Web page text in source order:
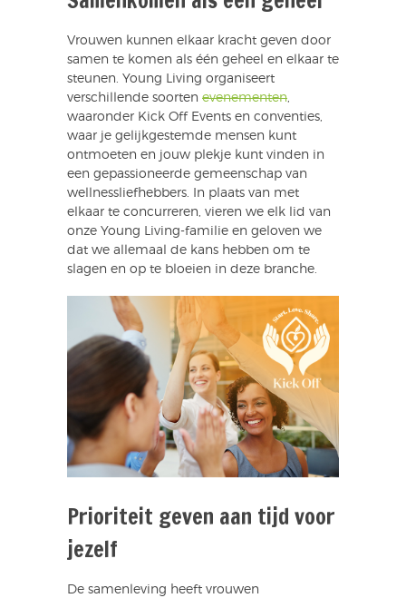
Vrouwen kunnen elkaar kracht geven door
samen te komen als één geheel en elkaar te
steunen. Young Living organiseert
verschillende soorten evenementen,
waaronder Kick Off Events en conventies,
waar je gelijkgestemde mensen kunt
ontmoeten en jouw plekje kunt vinden in
een gepassioneerde gemeenschap van
wellnessliefhebbers. In plaats van met
elkaar te concurreren, vieren we elk lid van
onze Young Living-familie en geloven we
dat we allemaal de kans hebben om te
slagen en op te bloeien in deze branche.
Prioriteit geven aan tijd voor
jezelf
De samenleving heeft vrouwen